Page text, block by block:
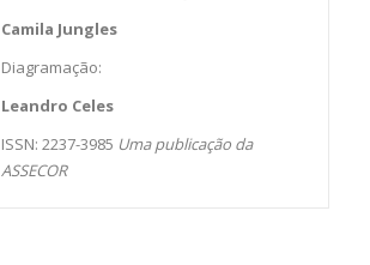
Camila Jungles
Diagramação:
Leandro Celes
ISSN: 2237-3985 Uma publicação da
ASSECOR